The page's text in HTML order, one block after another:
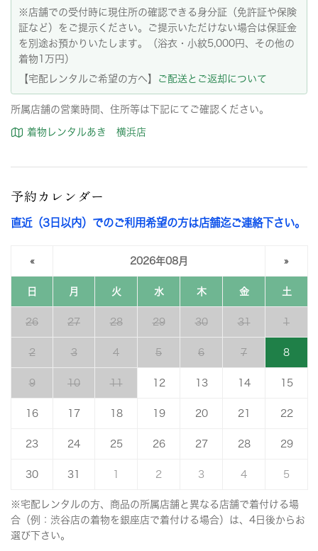
※店舗での受付時に現住所の確認できる身分証（免許証や保険
証など）をご提示ください。ご提示いただけない場合は保証金
を別途お預かりいたします。（浴衣・小紋5,000円、その他の
着物1万円）
【宅配レンタルご希望の方へ】
ご配送とご返却について
所属店舗の営業時間、住所等は下記にてご確認ください。
着物レンタルあき 横浜店
予約カレンダー
直近（3日以内）でのご利用希望の方は店舗迄ご連絡下さい。
« 2026年08月 »
日 月 火 水 木 金 土
26 27 28 29 30 31 1
2 3 4 5 6 7 8
9 10 11 12 13 14 15
16 17 18 19 20 21 22
23 24 25 26 27 28 29
30 31 2 3 4 5
※宅配レンタルの方、商品の所属店舗と異なる店舗で着付ける場
合（例：渋谷店の着物を銀座店で着付ける場合）は、4日後からお
選び下さい。